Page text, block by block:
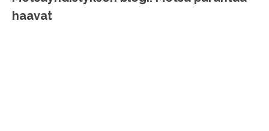
haavat